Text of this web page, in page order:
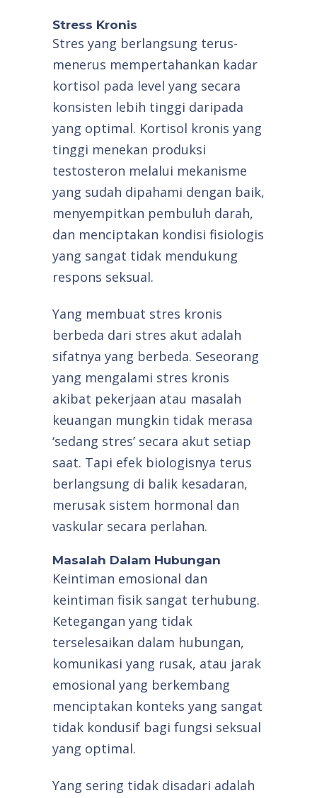
Stress Kronis
Stres yang berlangsung terus-
menerus mempertahankan kadar
kortisol pada level yang secara
konsisten lebih tinggi daripada
yang optimal. Kortisol kronis yang
tinggi menekan produksi
testosteron melalui mekanisme
yang sudah dipahami dengan baik,
menyempitkan pembuluh darah,
dan menciptakan kondisi fisiologis
yang sangat tidak mendukung
respons seksual.
Yang membuat stres kronis
berbeda dari stres akut adalah
sifatnya yang berbeda. Seseorang
yang mengalami stres kronis
akibat pekerjaan atau masalah
keuangan mungkin tidak merasa
‘sedang stres’ secara akut setiap
saat. Tapi efek biologisnya terus
berlangsung di balik kesadaran,
merusak sistem hormonal dan
vaskular secara perlahan.
Masalah Dalam Hubungan
Keintiman emosional dan
keintiman fisik sangat terhubung.
Ketegangan yang tidak
terselesaikan dalam hubungan,
komunikasi yang rusak, atau jarak
emosional yang berkembang
menciptakan konteks yang sangat
tidak kondusif bagi fungsi seksual
yang optimal.
Yang sering tidak disadari adalah